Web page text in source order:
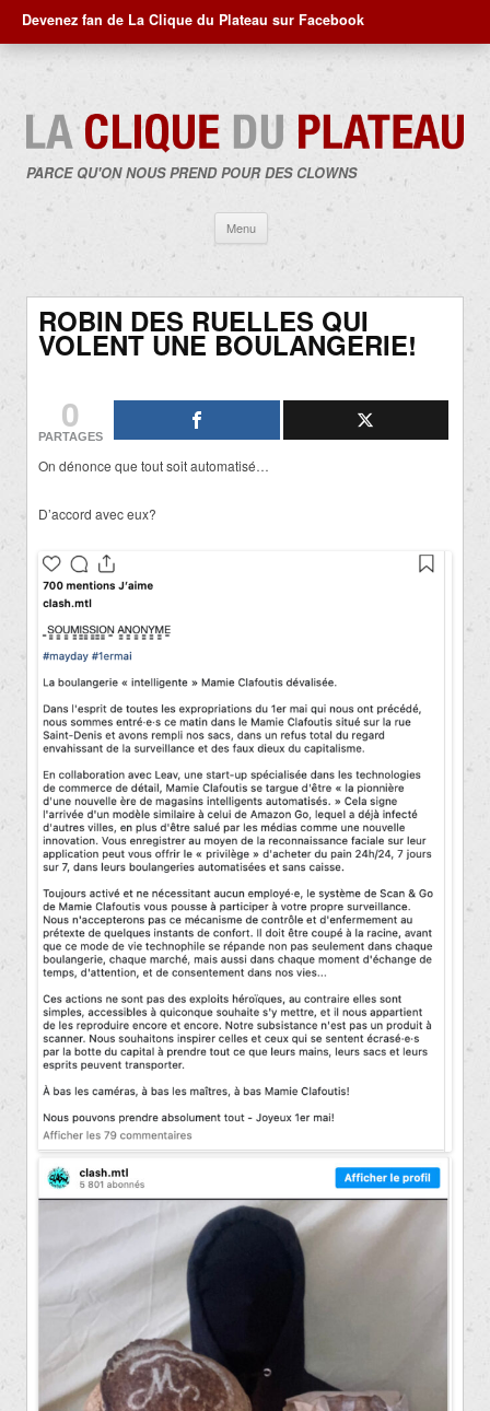
Devenez fan de La Clique du Plateau sur Facebook
PARCE QU'ON NOUS PREND POUR DES CLOWNS
Menu
contenu
ROBIN DES RUELLES QUI
VOLENT UNE BOULANGERIE!
0
PARTAGES
On dénonce que tout soit automatisé…
D’accord avec eux?